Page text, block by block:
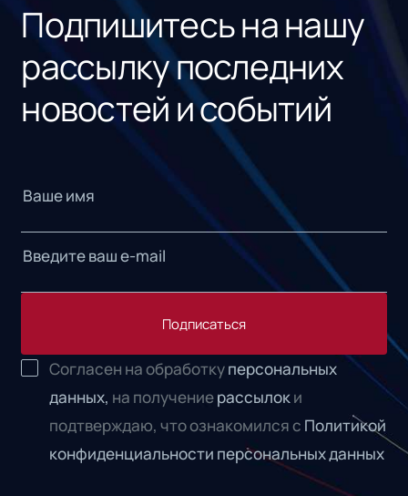
Подпишитесь на нашу
рассылку последних
новостей и событий
Подписаться
Согласен на обработкуперсональных
данных, на получениерассылоки
подтверждаю, что ознакомился с Политикой
конфиденциальности персональных данных